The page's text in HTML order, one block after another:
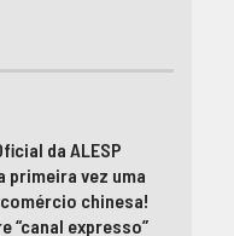
da ALESP
primeira vez uma
chinesa!
“canal expresso”